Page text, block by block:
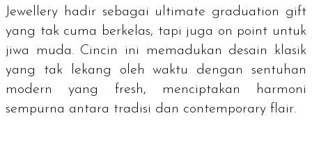
Jewellery hadir sebagai ultimate graduation gift
yang tak cuma berkelas, tapi juga on point untuk
jiwa muda. Cincin ini memadukan desain klasik
yang tak lekang oleh waktu dengan sentuhan
modern yang fresh, menciptakan harmoni
sempurna antara tradisi dan contemporary flair.